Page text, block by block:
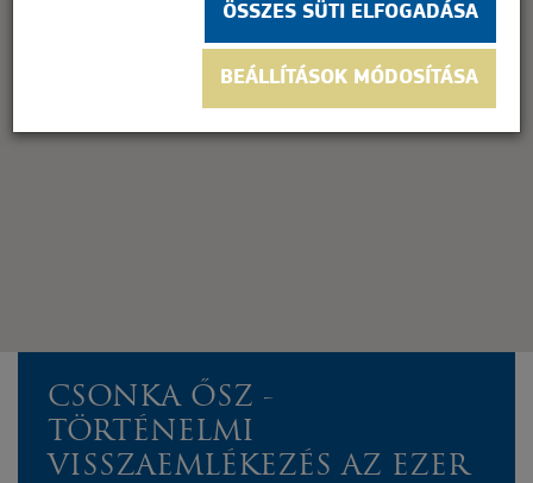
CSONKA ŐSZ -
TÖRTÉNELMI
VISSZAEMLÉKEZÉS AZ EZER
ÖSSZES SÜTI ELFOGADÁSA
BEÁLLÍTÁSOK MÓDOSÍTÁSA